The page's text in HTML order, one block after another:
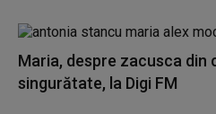
Maria, despre zacusca din
singurătate, la Digi FM